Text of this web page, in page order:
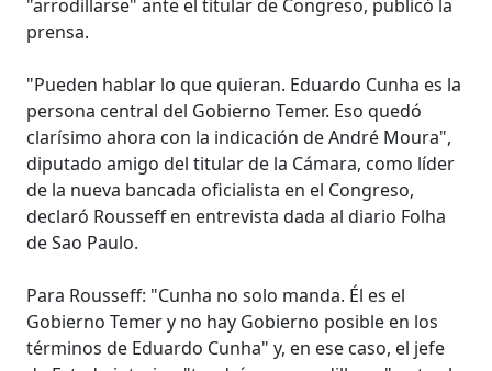
"arrodillarse" ante el titular de Congreso, publicó la
prensa.
"Pueden hablar lo que quieran. Eduardo Cunha es la
persona central del Gobierno Temer. Eso quedó
clarísimo ahora con la indicación de André Moura",
diputado amigo del titular de la Cámara, como líder
de la nueva bancada oficialista en el Congreso,
declaró Rousseff en entrevista dada al diario Folha
de Sao Paulo.
Para Rousseff: "Cunha no solo manda. Él es el
Gobierno Temer y no hay Gobierno posible en los
términos de Eduardo Cunha" y, en ese caso, el jefe